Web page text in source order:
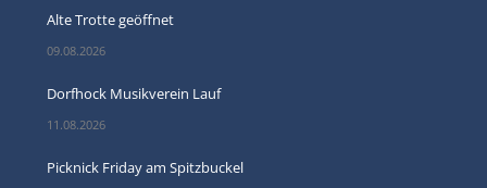
Alte Trotte geöffnet
09.08.2026
Dorfhock Musikverein Lauf
11.08.2026
Picknick Friday am Spitzbuckel